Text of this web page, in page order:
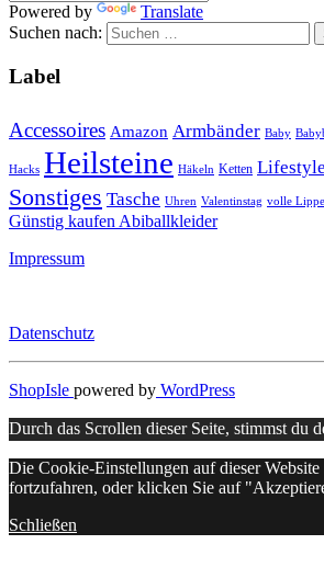
Powered by
Translate
Suchen nach:
Label
Accessoires Amazon Armbänder Baby
Hacks Heilsteine Häkeln Ketten Lifestyle
Sonstiges Tasche Uhren Valentinstag volle
Günstig kaufen Abiballkleider
Impressum
Datenschutz
ShopIsle powered by WordPress
Durch das Scrollen dieser Seite, stimmst du
Die Cookie-Einstellungen auf dieser
fortzufahren, oder klicken Sie auf
Schließen